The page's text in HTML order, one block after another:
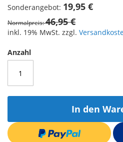
Sonderangebot 19,95 €
Normalpreis 46,95 €
inkl. 19% MwSt. zzgl.
Anzahl
In den
of
the
images
of
the
images